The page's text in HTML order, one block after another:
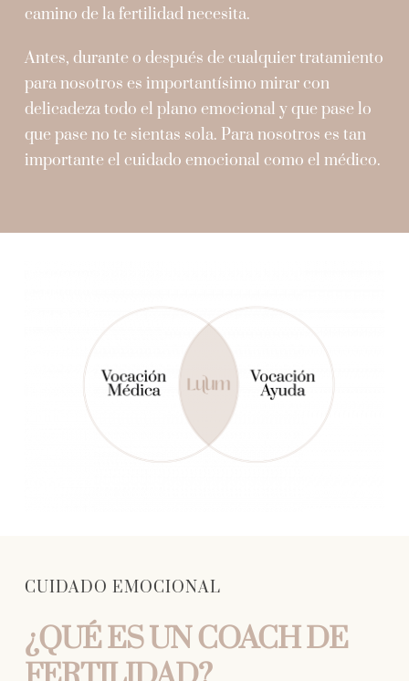
camino de la fertilidad necesita.
Antes, durante o después de cualquier tratamiento
para nosotros es importantísimo mirar con
delicadeza todo el plano emocional y que pase lo
que pase no te sientas sola. Para nosotros es tan
importante el cuidado emocional como el médico.
CUIDADO EMOCIONAL
¿QUÉ ES UN COACH DE